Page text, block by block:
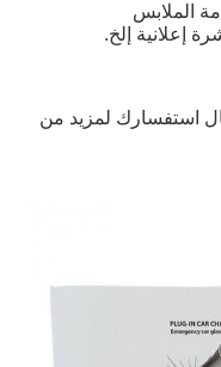
الملابس
إعلانية إلخ.
استفسارك لمزيد من